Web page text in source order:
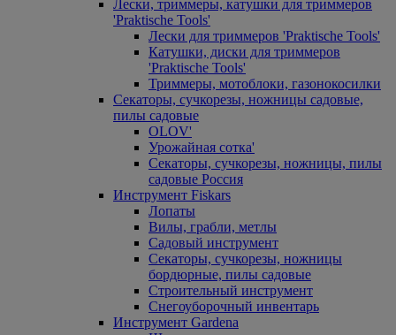
Лески, триммеры, катушки для триммеров
'Praktische Tools'
Лески для триммеров 'Praktische Tools'
Катушки, диски для триммеров
'Praktische Tools'
Триммеры, мотоблоки, газонокосилки
Секаторы, сучкорезы, ножницы садовые,
пилы садовые
OLOV'
Урожайная сотка'
Секаторы, сучкорезы, ножницы, пилы
садовые Россия
Инструмент Fiskars
Лопаты
Вилы, грабли, метлы
Садовый инструмент
Секаторы, сучкорезы, ножницы
бордюрные, пилы садовые
Строительный инструмент
Снегоуборочный инвентарь
Инструмент Gardena